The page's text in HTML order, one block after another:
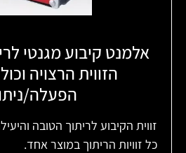
אלמנט קיבוע מגנטי
הזווית הרצויה
הפעלה/
זווית הקיבוע לריתוך הטובה
כל זוויות הריתוך במוצר אחד.